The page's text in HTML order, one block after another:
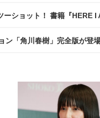
ショット！ 書籍『HERE
ン「角川春樹」完全版が登